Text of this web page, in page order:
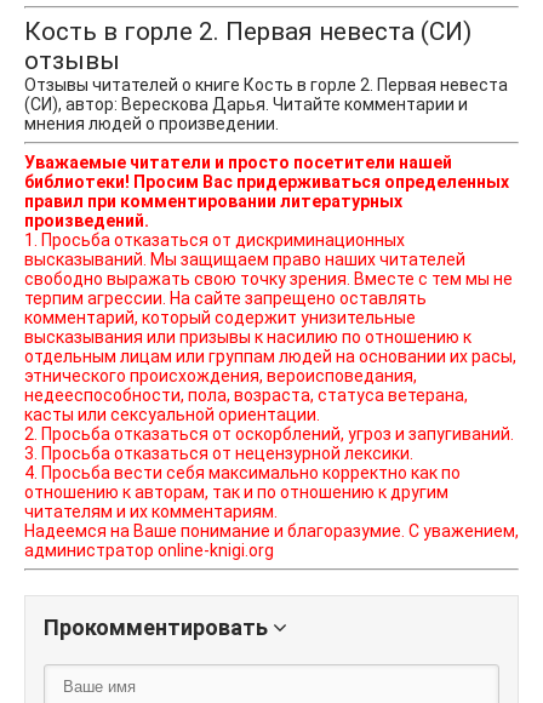
Кость в горле 2. Первая невеста (СИ)
отзывы
Отзывы читателей о книге Кость в горле 2. Первая невеста
(СИ), автор: Верескова Дарья. Читайте комментарии и
мнения людей о произведении.
Уважаемые читатели и просто посетители нашей
библиотеки! Просим Вас придерживаться определенных
правил при комментировании литературных
произведений.
1. Просьба отказаться от дискриминационных
высказываний. Мы защищаем право наших читателей
свободно выражать свою точку зрения. Вместе с тем мы не
терпим агрессии. На сайте запрещено оставлять
комментарий, который содержит унизительные
высказывания или призывы к насилию по отношению к
отдельным лицам или группам людей на основании их расы,
этнического происхождения, вероисповедания,
недееспособности, пола, возраста, статуса ветерана,
касты или сексуальной ориентации.
2. Просьба отказаться от оскорблений, угроз и запугиваний.
3. Просьба отказаться от нецензурной лексики.
4. Просьба вести себя максимально корректно как по
отношению к авторам, так и по отношению к другим
читателям и их комментариям.
Надеемся на Ваше понимание и благоразумие. С уважением,
администратор online-knigi.org
Прокомментировать